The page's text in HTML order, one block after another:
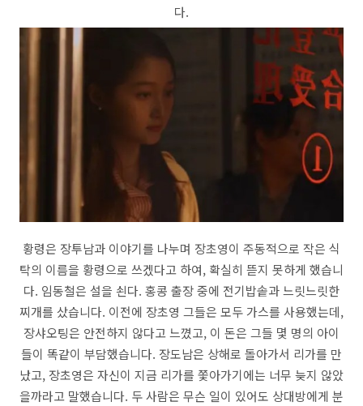
다.
황령은 장투남과 이야기를 나누며 장초영이 주동적으로 작은 식
탁의 이름을 황령으로 쓰겠다고 하여, 확실히 뜯지 못하게 했습니
다. 임동철은 설을 쇤다. 홍콩 출장 중에 전기밥솥과 느릿느릿한
찌개를 샀습니다. 이전에 장초영 그들은 모두 가스를 사용했는데,
장샤오팅은 안전하지 않다고 느꼈고, 이 돈은 그들 몇 명의 아이
들이 똑같이 부담했습니다. 장도남은 상해로 돌아가서 리가를 만
났고, 장초영은 자신이 지금 리가를 쫓아가기에는 너무 늦지 않았
을까라고 말했습니다. 두 사람은 무슨 일이 있어도 상대방에게 분